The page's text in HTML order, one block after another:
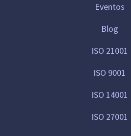
Eventos
Blog
ISO 21001
ISO 9001
ISO 14001
ISO 27001